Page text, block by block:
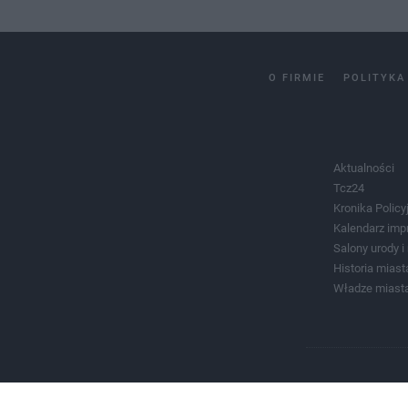
O FIRMIE POLITYKA
Aktualności
Tcz24
Kronika
Kalendarz
Salony urody i
Historia
Władze